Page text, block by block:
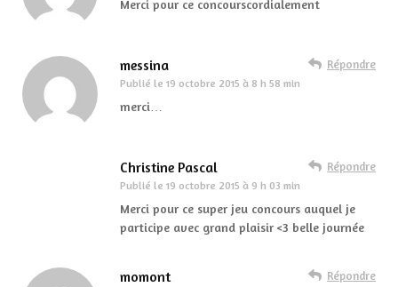
Merci pour ce concourscordialement
messina
Publié le 19 octobre 2015 à 8 h 58 min
Répondre
merci…
Christine Pascal
Publié le 19 octobre 2015 à 9 h 03 min
Répondre
Merci pour ce super jeu concours auquel je
participe avec grand plaisir <3 belle journée
momont Répondre